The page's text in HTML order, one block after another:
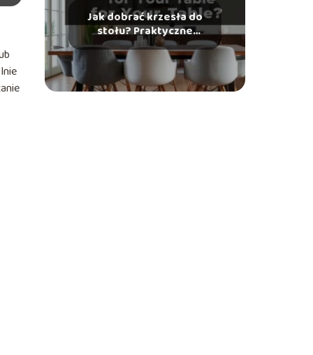
Jak dobrać krzesła do
stołu? Praktyczne
porady i wskazówki